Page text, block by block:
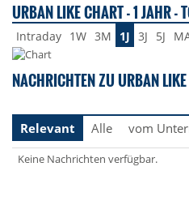
URBAN LIKE CHART - 1 JAHR -
Intraday 1W 3M 1J 3J 5J
NACHRICHTEN ZU URBAN
Relevant
Alle vom
Keine Nachrichten verfügbar.